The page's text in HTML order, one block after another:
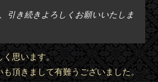
引き続きよろしくお願いいたしま
く思います。
頂きまして有難うございました。